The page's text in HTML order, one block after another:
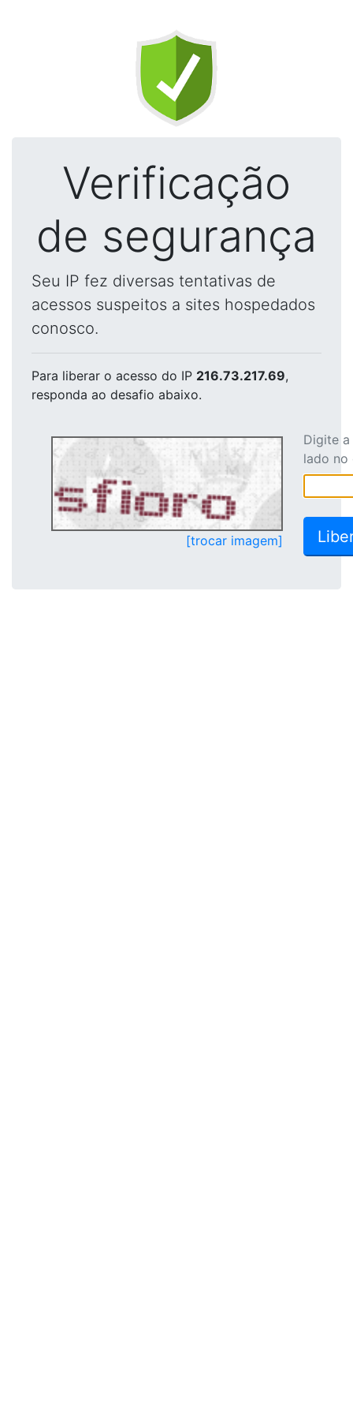
Verificação
de segurança
Seu IP fez diversas tentativas de
acessos suspeitos a sites hospedados
conosco.
Para liberar o acesso do IP 216.73.217.69,
responda ao desafio abaixo.
[trocar imagem]
Digite
lado no